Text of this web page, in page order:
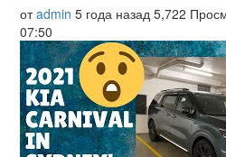
отadmin 5 года назад 5,722
07:50